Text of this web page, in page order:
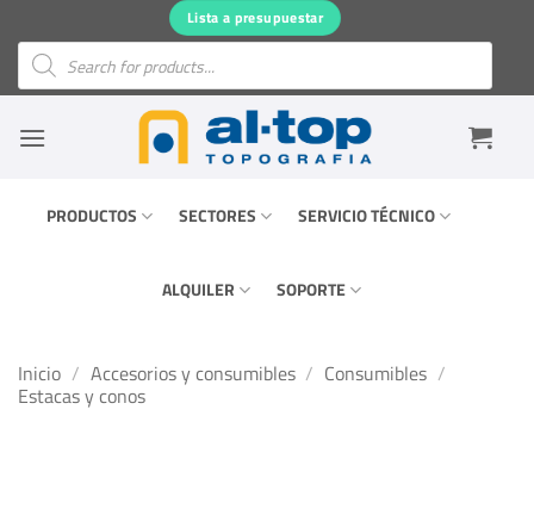
contenido
Lista a presupuestar
Búsqueda
productos
PRODUCTOS SECTORES SERVICIO TÉCNICO
ALQUILER SOPORTE
Inicio / Accesorios y consumibles / Consumibles /
Estacas y conos